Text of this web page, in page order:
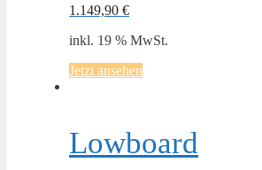
1.149,90 €
inkl. 19 % MwSt.
Jetzt ansehen
Lowboard